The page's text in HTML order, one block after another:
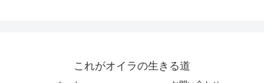
これがオイラの生きる道